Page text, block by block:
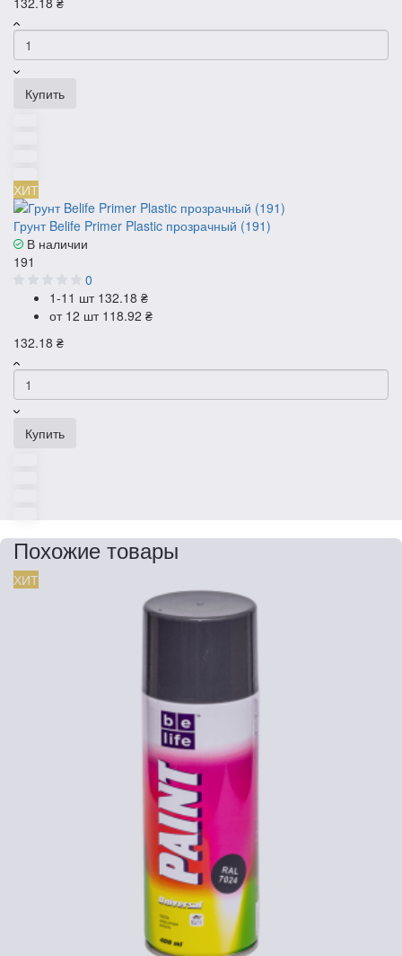
Купить
ХИТ
Грунт Belife Primer Plastic прозрачный (191)
В наличии
191
0
1-11 шт 132.18 ₴
от 12 шт 118.92 ₴
132.18 ₴
Купить
Похожие товары
ХИТ